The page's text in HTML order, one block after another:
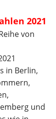
2021
von
in Berlin,
und